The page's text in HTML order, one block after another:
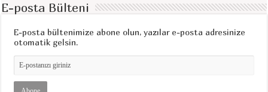
E-posta Bülteni
E-posta bültenimize abone olun, yazılar e-posta adresinize
otomatik gelsin.